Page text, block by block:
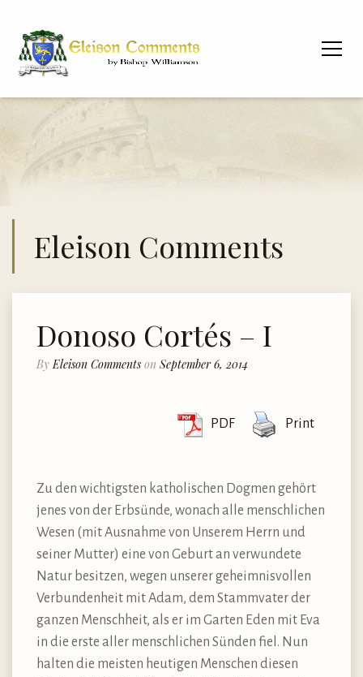
Eleison Comments
Donoso Cortés – I
By Eleison Comments on September 6, 2014
PDF Print
Zu den wichtigsten katholischen Dogmen gehört
jenes von der Erbsünde, wonach alle menschlichen
Wesen (mit Ausnahme von Unserem Herrn und
seiner Mutter) eine von Geburt an verwundete
Natur besitzen, wegen unserer geheimnisvollen
Verbundenheit mit Adam, dem Stammvater der
ganzen Menschheit, als er im Garten Eden mit Eva
in die erste aller menschlichen Sünden fiel. Nun
halten die meisten heutigen Menschen diesen